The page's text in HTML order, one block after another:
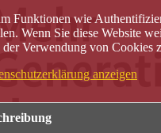
Funktionen wie
Wenn Sie diese Website
der Verwendung von Cookies
anzeigen